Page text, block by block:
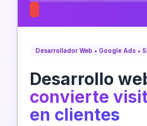
Desarrollador Web • Google Ads •
Desarrollo
convierte
en clientes